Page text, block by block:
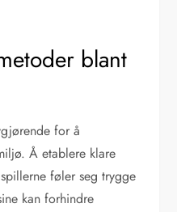
blant
for å
Å etablere klare
føler seg trygge
kan forhindre